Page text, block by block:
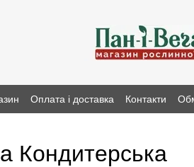
Оплата і доставка Контакти
Кондитерська